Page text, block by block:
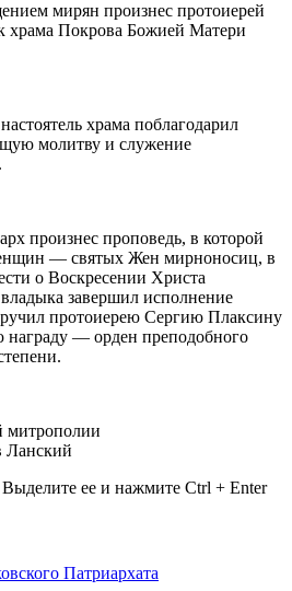
мирян произнес протоиерей
Покрова Божией Матери
храма поблагодарил
молитву и служение
произнес проповедь, в которой
— святых Жен мирноносиц, в
о Воскресении Христа
завершил исполнение
протоиерею Сергию Плаксину
— орден преподобного
митрополии
Ланский
ее и нажмите Ctrl + Enter
Патриархата